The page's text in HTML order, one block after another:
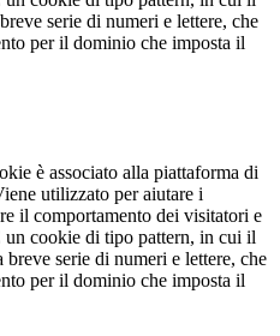
serie di numeri e lettere, che
per il dominio che imposta il
è associato alla piattaforma di
utilizzato per aiutare i
il comportamento dei visitatori e
un cookie di tipo pattern, in cui il
breve serie di numeri e lettere, che
per il dominio che imposta il